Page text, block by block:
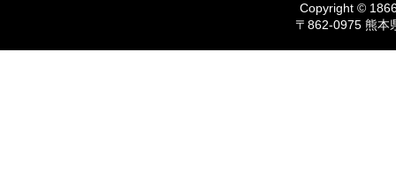
Copyright ©
〒862-0975 熊本